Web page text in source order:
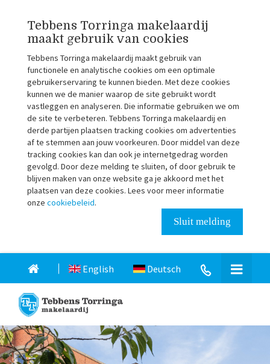
Tebbens Torringa makelaardij
maakt gebruik van cookies
Tebbens Torringa makelaardij maakt gebruik van
functionele en analytische cookies om een optimale
gebruikerservaring te kunnen bieden. Met deze cookies
kunnen we de manier waarop de site gebruikt wordt
vastleggen en analyseren. Die informatie gebruiken we om
de site te verbeteren. Tebbens Torringa makelaardij en
derde partijen plaatsen tracking cookies om advertenties
af te stemmen aan jouw voorkeuren. Door middel van deze
tracking cookies kan dan ook je internetgedrag worden
gevolgd. Door deze melding te sluiten, of door gebruik te
blijven maken van onze website ga je akkoord met het
plaatsen van deze cookies. Lees voor meer informatie
onze cookiebeleid.
Sluit melding
English Deutsch